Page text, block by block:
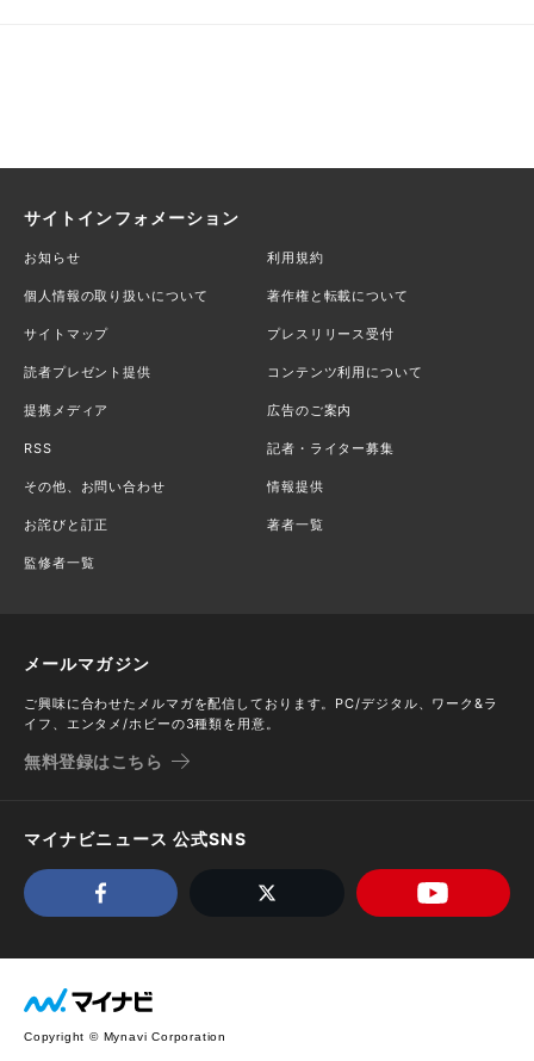
サイトインフォメーション
お知らせ 利用規約
個人情報の取り扱いについて 著作権と転載について
サイトマップ プレスリリース受付
読者プレゼント提供 コンテンツ利用について
提携メディア 広告のご案内
RSS 記者・ライター募集
その他、お問い合わせ 情報提供
お詫びと訂正 著者一覧
監修者一覧
メールマガジン
ご興味に合わせたメルマガを配信しております。PC/デジタル、ワーク&ラ
イフ、エンタメ/ホビーの3種類を用意。
無料登録はこちら
マイナビニュース 公式SNS
Copyright © Mynavi Corporation